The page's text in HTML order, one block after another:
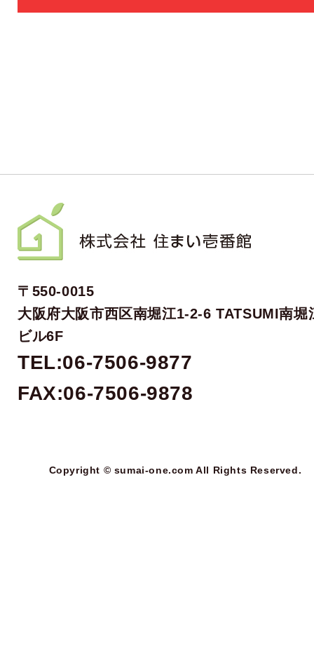
〒550-0015
大阪府大阪市西区南堀江1-2-6 TATSUMI南堀
ビル6F
TEL:06-7506-9877
FAX:06-7506-9878
Copyright © sumai-one.com All Rights Reserved.